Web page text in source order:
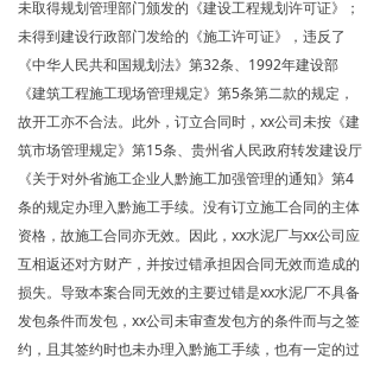
未取得规划管理部门颁发的《建设工程规划许可证》；
未得到建设行政部门发给的《施工许可证》，违反了
《中华人民共和国规划法》第32条、1992年建设部
《建筑工程施工现场管理规定》第5条第二款的规定，
故开工亦不合法。此外，订立合同时，xx公司未按《建
筑市场管理规定》第15条、贵州省人民政府转发建设厅
《关于对外省施工企业人黔施工加强管理的通知》第4
条的规定办理入黔施工手续。没有订立施工合同的主体
资格，故施工合同亦无效。因此，xx水泥厂与xx公司应
互相返还对方财产，并按过错承担因合同无效而造成的
损失。导致本案合同无效的主要过错是xx水泥厂不具备
发包条件而发包，xx公司未审查发包方的条件而与之签
约，且其签约时也未办理入黔施工手续，也有一定的过